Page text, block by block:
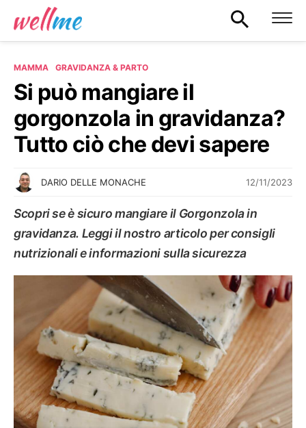
MAMMA GRAVIDANZA & PARTO
Si può mangiare il
gorgonzola in gravidanza?
Tutto ciò che devi sapere
DARIO DELLE MONACHE 12/11/2023
Scopri se è sicuro mangiare il Gorgonzola in
gravidanza. Leggi il nostro articolo per consigli
nutrizionali e informazioni sulla sicurezza
GRAVIDANZA & PARTO